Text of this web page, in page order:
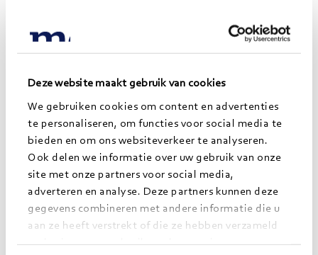
Deze website maakt gebruik van cookies
We gebruiken cookies om content en advertenties
te personaliseren, om functies voor social media te
bieden en om ons websiteverkeer te analyseren.
Ook delen we informatie over uw gebruik van onze
site met onze partners voor social media,
adverteren en analyse. Deze partners kunnen deze
gegevens combineren met andere informatie die u
aan ze heeft verstrekt of die ze hebben verzameld
op basis van uw gebruik van hun services.
eigen methode.
Typisch Jong Morgens
Aanstormende jonge professionals informeren en
enthousiasmeren over Morgens, dat is typisch Jong
Morgens. Ik vond het leuk dat ik dit kon doen
doormiddel van een gastcollege. Als voormalig
CrossFit-coach is presenteren niet onbekend. Ook
tijdens mijn eigen TP studie stond deze vaardigheid
als rode draad centraal. Het voelde bijzonder om